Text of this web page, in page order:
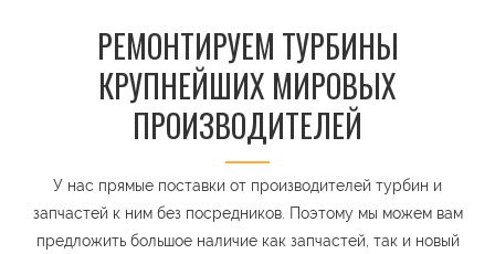
РЕМОНТИРУЕМ ТУРБИНЫ
КРУПНЕЙШИХ МИРОВЫХ
ПРОИЗВОДИТЕЛЕЙ
У нас прямые поставки от производителей турбин и
запчастей к ним без посредников. Поэтому мы можем вам
предложить большое наличие как запчастей, так и новый